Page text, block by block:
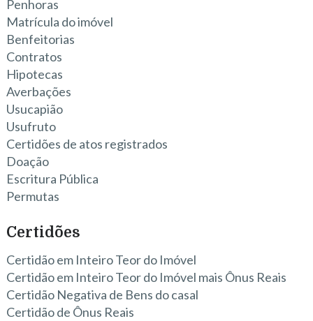
Penhoras
Matrícula do imóvel
Benfeitorias
Contratos
Hipotecas
Averbações
Usucapião
Usufruto
Certidões de atos registrados
Doação
Escritura Pública
Permutas
Certidões
Certidão em Inteiro Teor do Imóvel
Certidão em Inteiro Teor do Imóvel mais Ônus Reais
Certidão Negativa de Bens do casal
Certidão de Ônus Reais